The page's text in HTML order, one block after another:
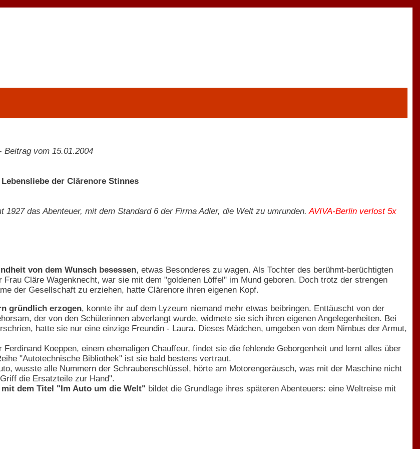
Beitrag vom 15.01.2004
der Clärenore Stinnes
1927 das Abenteuer, mit dem Standard 6 der Firma Adler, die Welt zu umrunden.AVIVA-Berlin verlost 5x
von dem Wunsch besessen, etwas Besonderes zu wagen. Als Tochter des berühmt-berüchtigten
Cläre Wagenknecht, war sie mit dem "goldenen Löffel" im Mund geboren. Doch trotz der strengen
der Gesellschaft zu erziehen, hatte Clärenore ihren eigenen Kopf.
gründlich erzogen, konnte ihr auf dem Lyzeum niemand mehr etwas beibringen. Enttäuscht von der
der von den Schülerinnen abverlangt wurde, widmete sie sich ihren eigenen Angelegenheiten. Bei
hatte sie nur eine einzige Freundin - Laura. Dieses Mädchen, umgeben von dem Nimbus der Armut,
Koeppen, einem ehemaligen Chauffeur, findet sie die fehlende Geborgenheit und lernt alles über
"Autotechnische Bibliothek" ist sie bald bestens vertraut.
wusste alle Nummern der Schraubenschlüssel, hörte am Motorengeräusch, was mit der Maschine nicht
die Ersatzteile zur Hand".
dem Titel "Im Auto um die Welt" bildet die Grundlage ihres späteren Abenteuers: eine Weltreise mit